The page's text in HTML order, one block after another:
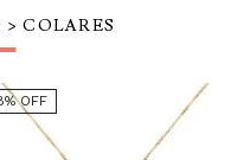
> COLARES
OFF